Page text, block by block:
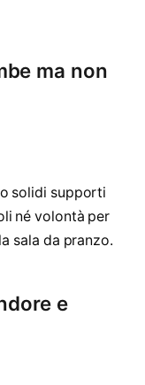
ma non
solidi supporti
né volontà per
sala da pranzo.
e